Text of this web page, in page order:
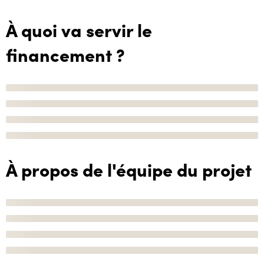
À quoi va servir le
financement ?
À propos de l'équipe du projet